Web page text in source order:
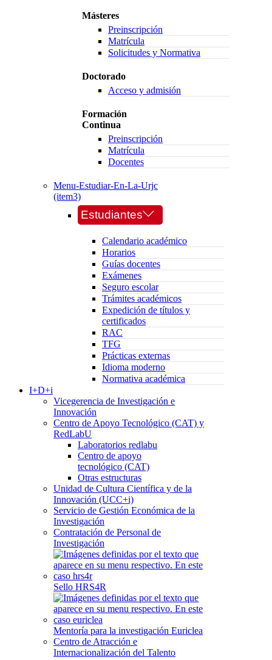
Másteres
Preinscripción
Matrícula
Solicitudes y Normativa
Doctorado
Acceso y admisión
Formación
Continua
Preinscripción
Matrícula
Docentes
Menu-Estudiar-En-La-Urjc
(item3)
Estudiantes
Calendario académico
Horarios
Guías docentes
Exámenes
Seguro escolar
Trámites académicos
Expedición de títulos y
certificados
RAC
TFG
Prácticas externas
Idioma moderno
Normativa académica
I+D+i
Vicegerencia de Investigación e
Innovación
Centro de Apoyo Tecnológico (CAT) y
RedLabU
Laboratorios redlabu
Centro de apoyo
tecnológico (CAT)
Otras estructuras
Unidad de Cultura Científica y de la
Innovación (UCC+i)
Servicio de Gestión Económica de la
Investigación
Contratación de Personal de
Investigación
Sello HRS4R
Mentoría para la investigación Euriclea
Centro de Atracción e
Internacionalización del Talento